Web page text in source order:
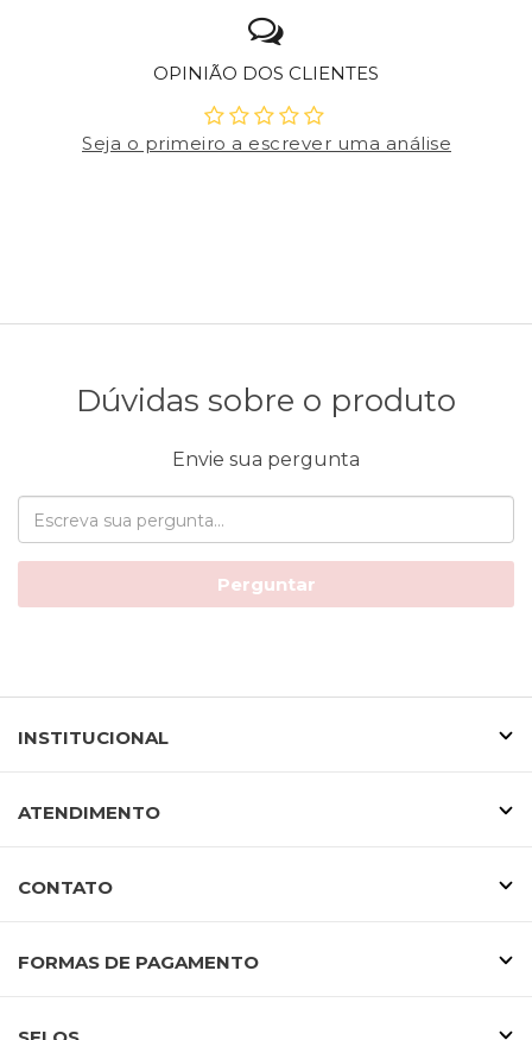
OPINIÃO DOS CLIENTES
Seja o primeiro a escrever uma análise
Dúvidas sobre o produto
Envie sua pergunta
Perguntar
INSTITUCIONAL
ATENDIMENTO
CONTATO
FORMAS DE PAGAMENTO